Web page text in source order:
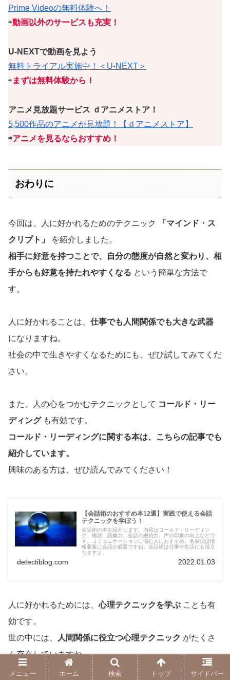
Prime Videoの無料体験へ！
⇨動画以外のサービスも充実！
U-NEXTで動画を見よう
無料トライアル実施中！＜U-NEXT＞
⇨まずは無料体験から！
アニメ見放題サービス ｄアニメストア！
5,500作品のアニメが見放題！【ｄアニメストア】
⇨アニメを見るならおすすめ！
おわりに
今回は、人に好かれるためのテクニック
「マインド・ス
クリプト」
を紹介しました。
相手に好意を持つことで、自分の態度が自然と変わり、相
手からも好意を持たれやすくなる という簡単な方法で
す。
人に好かれることは、 仕事でも人間関係でも大きな武器
になりますね。
社会の中で生きやすくなるためにも、ぜひ試してみてくだ
さい。
また、人の心をつかむテクニックとして コールド・リー
ディングも有効です。
コールド・リーディングに関する本は、こちらの記事でも
紹介しています。
興味のある方は、ぜひ読んでみてください！
【会話術のおすすめ本12選】実践で使える会話
テクニックを学ぼう！
会話術の本を紹介します。内容はコールド・リーディン
グ、敬語、語彙力、会話の継続力、声の印象の向上などで
す。コミュニケーションに悩む人におすすめ。名探偵は情
報収集に会話が必要ですね。会話術は仕事や生活にも役立
ちますよ。
detectiblog.com 2022.01.03
人に好かれるためには、心理テクニックを学ぶ ことも有
効です。
世の中には、
人間関係に役立つ心理テクニック がたくさ
ん存在していますね。
メニュー ホーム 検索 トップ サイドバー